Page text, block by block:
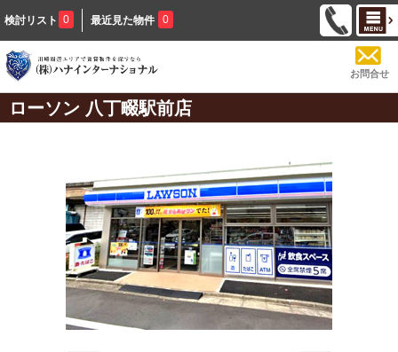
検討リスト 0 最近見た物件 0
お問合せ
ローソン 八丁畷駅前店